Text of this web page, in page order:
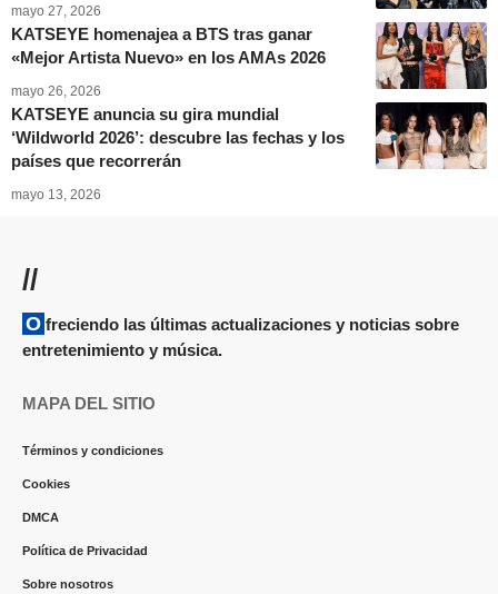
mayo 27, 2026
KATSEYE homenajea a BTS tras ganar
«Mejor Artista Nuevo» en los AMAs 2026
mayo 26, 2026
KATSEYE anuncia su gira mundial
‘Wildworld 2026’: descubre las fechas y los
países que recorrerán
mayo 13, 2026
//
Ofreciendo las últimas actualizaciones y noticias sobre
entretenimiento y música.
MAPA DEL SITIO
Términos y condiciones
Cookies
DMCA
Política de Privacidad
Sobre nosotros